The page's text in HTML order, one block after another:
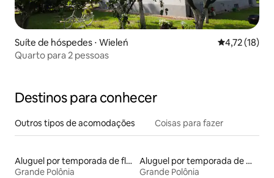
Suíte de hóspedes ⋅ Wieleń 4,72 de uma
4,72 (18)
Quarto para 2 pessoas
Destinos para conhecer
Outros tipos de acomodações Coisas para fazer
Aluguel por temporada de flats
Grande Polônia
Aluguel por temporada de microcasas
Grande Polônia